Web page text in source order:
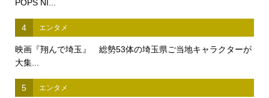
POPS NI...
4 エンタメ
映画『翔んで埼玉』 総勢53体の埼玉県ご当地キャラクターが
大集...
5 エンタメ